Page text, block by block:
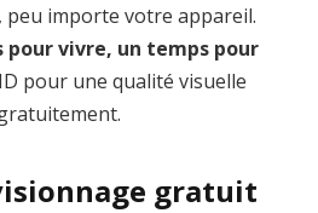
peu importe votre appareil.
pour vivre, un temps pour
pour une qualité visuelle
gratuit